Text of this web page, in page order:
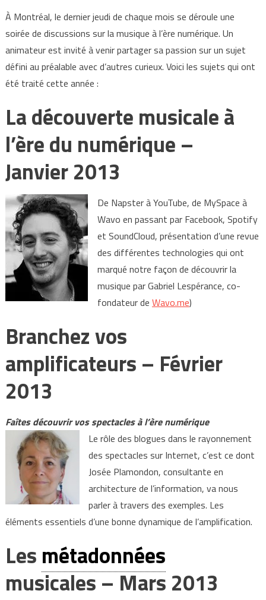
À Montréal, le dernier jeudi de chaque mois se déroule une
soirée de discussions sur la musique à l’ère numérique. Un
animateur est invité à venir partager sa passion sur un sujet
défini au préalable avec d’autres curieux. Voici les sujets qui ont
été traité cette année :
La découverte musicale à
l’ère du numérique –
Janvier 2013
De Napster à YouTube, de MySpace à
Wavo en passant par Facebook, Spotify
et SoundCloud, présentation d’une revue
des différentes technologies qui ont
marqué notre façon de découvrir la
musique par Gabriel Lespérance, co-
fondateur de Wavo.me)
Branchez vos
amplificateurs – Février
2013
Faîtes découvrir vos spectacles à l’ère numérique
Le rôle des blogues dans le rayonnement
des spectacles sur Internet, c’est ce dont
Josée Plamondon, consultante en
architecture de l’information, va nous
parler à travers des exemples. Les
éléments essentiels d’une bonne dynamique de l’amplification.
Les métadonnées
musicales – Mars 2013